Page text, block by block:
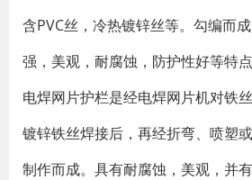
含PVC丝，冷热镀锌丝等。勾编而
强，美观，耐腐蚀，防护性好等特点
电焊网片护栏是经电焊网片机对铁
镀锌铁丝焊接后，再经折弯、喷塑
制作而成。具有耐腐蚀，美观，并